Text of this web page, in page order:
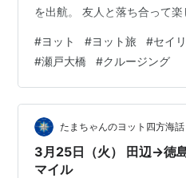
を出航。 友人と落ち合って楽
#ヨット #ヨット旅 #セイ
#瀬戸大橋 #クルージング
たまちゃんのヨット四方海話
3月25日（火） 田辺→徳
マイル